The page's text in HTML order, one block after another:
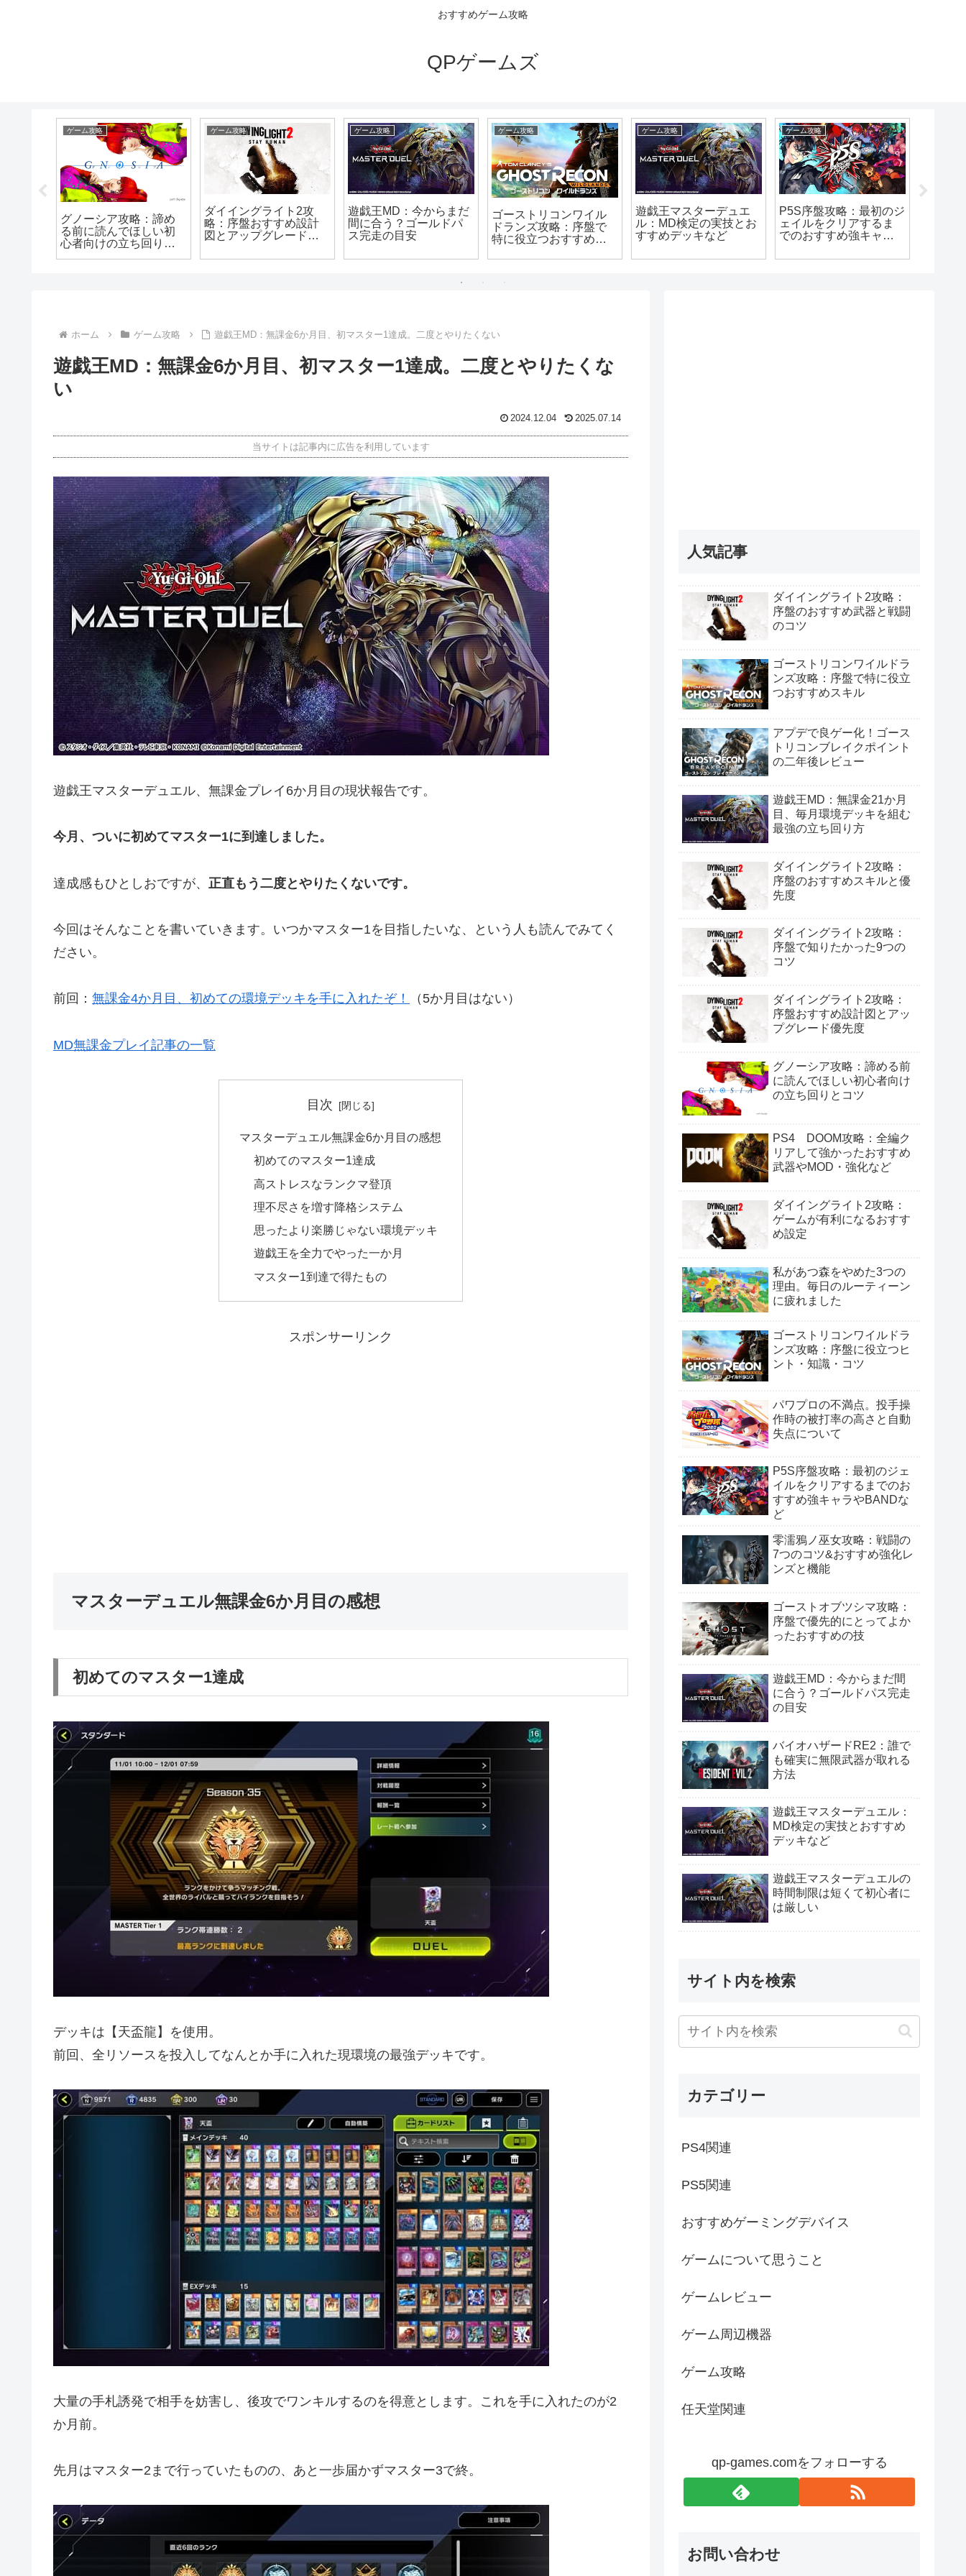
おすすめゲーム攻略
QPゲームズ
ゲーム攻略
グノーシア攻略：諦め
る前に読んでほしい初
心者向けの立ち回りと
ゲーム攻略
ダイイングライト2攻
略：序盤おすすめ設計
図とアップグレード優
ゲーム攻略
遊戯王MD：今からまだ
間に合う？ゴールドパ
ス完走の目安
ゲーム攻略
ゴーストリコンワイル
ドランズ攻略：序盤で
特に役立つおすすめス
ゲーム攻略
遊戯王マスターデュエ
ル：MD検定の実技とお
すすめデッキなど
ゲーム攻略
P5S序盤攻略：最初のジ
ェイルをクリアするま
でのおすすめ強キャラ
ホーム ゲーム攻略 遊戯王MD：無課金6か月目、初マスター1達成。二度とやりたくない
遊戯王MD：無課金6か月目、初マスター1達成。二度とやりたくな
い
2024.12.04 2025.07.14
当サイトは記事内に広告を利用しています
遊戯王マスターデュエル、無課金プレイ6か月目の現状報告です。
今月、ついに初めてマスター1に到達しました。
達成感もひとしおですが、 正直もう二度とやりたくないです。
今回はそんなことを書いていきます。いつかマスター1を目指したいな、という人も読んでみてく
ださい。
前回： 無課金4か月目、初めての環境デッキを手に入れたぞ！ （5か月目はない）
MD無課金プレイ記事の一覧
目次
マスターデュエル無課金6か月目の感想
初めてのマスター1達成
高ストレスなランクマ登頂
理不尽さを増す降格システム
思ったより楽勝じゃない環境デッキ
遊戯王を全力でやった一か月
マスター1到達で得たもの
スポンサーリンク
マスターデュエル無課金6か月目の感想
初めてのマスター1達成
デッキは【天盃龍】を使用。
前回、全リソースを投入してなんとか手に入れた現環境の最強デッキです。
大量の手札誘発で相手を妨害し、後攻でワンキルするのを得意とします。これを手に入れたのが2
か月前。
先月はマスター2まで行っていたものの、あと一歩届かずマスター3で終。
人気記事
ダイイングライト2攻略：
序盤のおすすめ武器と戦闘
のコツ
ゴーストリコンワイルドラ
ンズ攻略：序盤で特に役立
つおすすめスキル
アプデで良ゲー化！ゴース
トリコンブレイクポイント
の二年後レビュー
遊戯王MD：無課金21か月
目、毎月環境デッキを組む
最強の立ち回り方
ダイイングライト2攻略：
序盤のおすすめスキルと優
先度
ダイイングライト2攻略：
序盤で知りたかった9つの
コツ
ダイイングライト2攻略：
序盤おすすめ設計図とアッ
プグレード優先度
グノーシア攻略：諦める前
に読んでほしい初心者向け
の立ち回りとコツ
PS4 DOOM攻略：全編ク
リアして強かったおすすめ
武器やMOD・強化など
ダイイングライト2攻略：
ゲームが有利になるおすす
め設定
私があつ森をやめた3つの
理由。毎日のルーティーン
に疲れました
ゴーストリコンワイルドラ
ンズ攻略：序盤に役立つヒ
ント・知識・コツ
パワプロの不満点。投手操
作時の被打率の高さと自動
失点について
P5S序盤攻略：最初のジェ
イルをクリアするまでのお
すすめ強キャラやBANDな
ど
零濡鴉ノ巫女攻略：戦闘の
7つのコツ&おすすめ強化レ
ンズと機能
ゴーストオブツシマ攻略：
序盤で優先的にとってよか
ったおすすめの技
遊戯王MD：今からまだ間
に合う？ゴールドパス完走
の目安
バイオハザードRE2：誰で
も確実に無限武器が取れる
方法
遊戯王マスターデュエル：
MD検定の実技とおすすめ
デッキなど
遊戯王マスターデュエルの
時間制限は短くて初心者に
は厳しい
サイト内を検索
カテゴリー
PS4関連
PS5関連
おすすめゲーミングデバイス
ゲームについて思うこと
ゲームレビュー
ゲーム周辺機器
ゲーム攻略
任天堂関連
qp-games.comをフォローする
お問い合わせ